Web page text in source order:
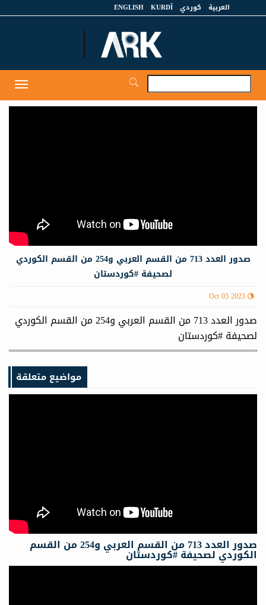
العربية كوردي KURDÎ
ENGLISH
صدور العدد 713 من القسم العربي و254 من القسم الكوردي
لصحيفة #كوردستان
Oct 03 2023
صدور العدد 713 من القسم العربي و254 من القسم الكوردي
لصحيفة #كوردستان
مواضيع متعلقة
صدور العدد 713 من القسم العربي و254 من القسم
الكوردي لصحيفة #كوردستان